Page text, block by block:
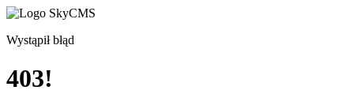
Wystąpił błąd
403!